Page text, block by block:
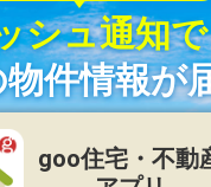
シュ通知で
件情報が
goo住宅・不動